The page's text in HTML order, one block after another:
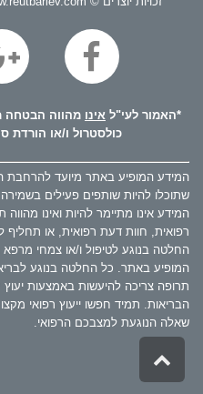
*האמור לעי"ל אינו מהווה הבטחה
כולסטרול ו/או הורדת
המידע המופיע באתר מיועד להרחבת
שתוכלו להיות שותפים פעילים
המידע אינו מתיימר להיות ואינו
רפואית, חוות דעת רפואית, או
החלטה בנוגע לטיפול ו/או צמחי
המופיע באתר. כל החלטה בנוגע
תרופה צריכה להיעשות באמצעות
הבריאות. תמיד חפשו ייעוץ רפואי
שאלה הנוגעת למצבכם הרפואי.
לראש